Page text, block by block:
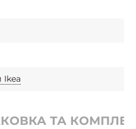
Ikea
ТА